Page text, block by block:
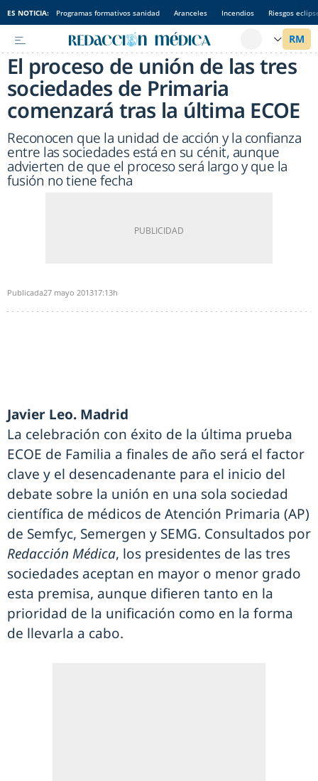
ES NOTICIA: Programas formativos sanidad Aranceles Incendios Riesgos
El proceso de unión de las tres
sociedades de Primaria
comenzará tras la última ECOE
Reconocen que la unidad de acción y la confianza
entre las sociedades está en su cénit, aunque
advierten de que el proceso será largo y que la
fusión no tiene fecha
Publicada27 mayo 201317:13h
Javier Leo. Madrid
La celebración con éxito de la última prueba
ECOE de Familia a finales de año será el factor
clave y el desencadenante para el inicio del
debate sobre la unión en una sola sociedad
científica de médicos de Atención Primaria (AP)
de Semfyc, Semergen y SEMG. Consultados por
Redacción Médica, los presidentes de las tres
sociedades aceptan en mayor o menor grado
esta premisa, aunque difieren tanto en la
prioridad de la unificación como en la forma
de llevarla a cabo.